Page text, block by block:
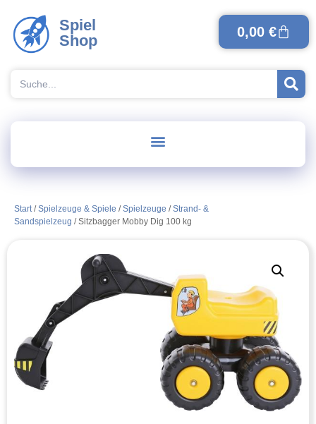
Spiel
Shop
0,00 €
Start/Spielzeuge & Spiele /Spielzeuge /Strand- &
Sandspielzeug / Sitzbagger Mobby Dig 100 kg